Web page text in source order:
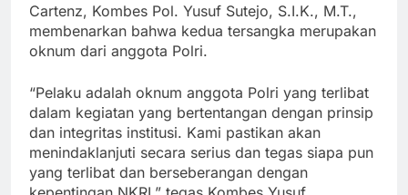
Cartenz, Kombes Pol. Yusuf Sutejo, S.I.K., M.T.,
membenarkan bahwa kedua tersangka merupakan
oknum dari anggota Polri.
“Pelaku adalah oknum anggota Polri yang terlibat
dalam kegiatan yang bertentangan dengan prinsip
dan integritas institusi. Kami pastikan akan
menindaklanjuti secara serius dan tegas siapa pun
yang terlibat dan berseberangan dengan